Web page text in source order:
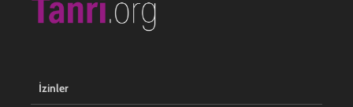
İzinler